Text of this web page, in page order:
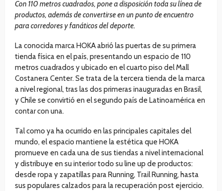
Con 110 metros cuadrados, pone a disposición toda su línea de
productos, además de convertirse en un punto de encuentro
para corredores y fanáticos del deporte.
La conocida marca HOKA abrió las puertas de su primera
tienda física en el país, presentando un espacio de 110
metros cuadrados y ubicado en el cuarto piso del Mall
Costanera Center. Se trata de la tercera tienda de la marca
a nivel regional, tras las dos primeras inauguradas en Brasil,
y Chile se convirtió en el segundo país de Latinoamérica en
contar con una.
Tal como ya ha ocurrido en las principales capitales del
mundo, el espacio mantiene la estética que HOKA
promueve en cada una de sus tiendas a nivel internacional
y distribuye en su interior todo su line up de productos:
desde ropa y zapatillas para Running, Trail Running, hasta
sus populares calzados para la recuperación post ejercicio.